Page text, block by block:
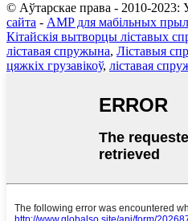
© Аўтарскае права - 2010-2023:
сайта - AMP для мабільных
Кітайскія вытворцы ліставых
ліставая спружына, Ліставыя
цяжкіх грузавікоў, ліставая